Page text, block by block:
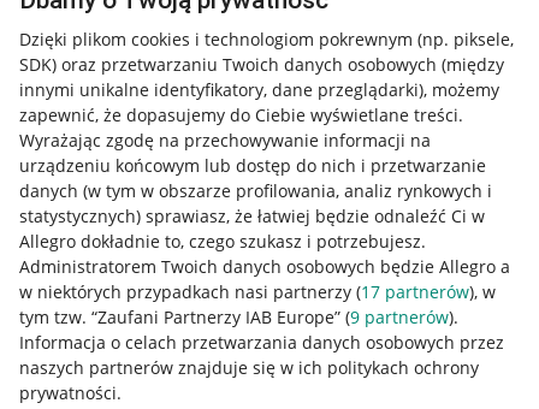
Dzięki plikom cookies i technologiom pokrewnym (np. piksele,
SDK) oraz przetwarzaniu Twoich danych osobowych (między
innymi unikalne identyfikatory, dane przeglądarki), możemy
zapewnić, że dopasujemy do Ciebie wyświetlane treści.
Wyrażając zgodę na przechowywanie informacji na
urządzeniu końcowym lub dostęp do nich i przetwarzanie
danych (w tym w obszarze profilowania, analiz rynkowych i
statystycznych) sprawiasz, że łatwiej będzie odnaleźć Ci w
Allegro dokładnie to, czego szukasz i potrzebujesz.
Administratorem Twoich danych osobowych będzie Allegro a
w niektórych przypadkach nasi partnerzy (17 partnerów), w
tym tzw. “Zaufani Partnerzy IAB Europe” (9 partnerów).
Informacja o celach przetwarzania danych osobowych przez
naszych partnerów znajduje się w ich politykach ochrony
prywatności.
Przydatne informacje
Jak to działa